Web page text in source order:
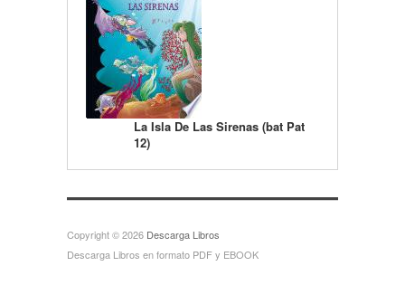
La Isla De Las Sirenas (bat Pat
12)
Copyright © 2026 Descarga Libros
Descarga Libros en formato PDF y EBOOK